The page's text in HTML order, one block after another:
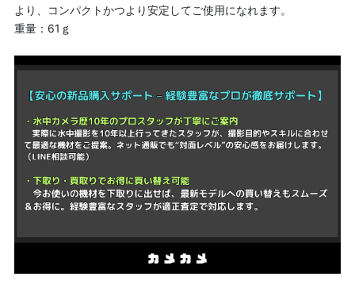
より、コンパクトかつより安定してご使用になれます。
重量：61ｇ